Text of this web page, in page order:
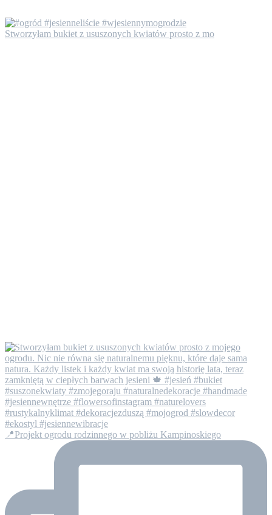
Stworzyłam bukiet z ususzonych kwiatów prosto z mo
📍Projekt ogrodu rodzinnego w pobliżu Kampinoskiego